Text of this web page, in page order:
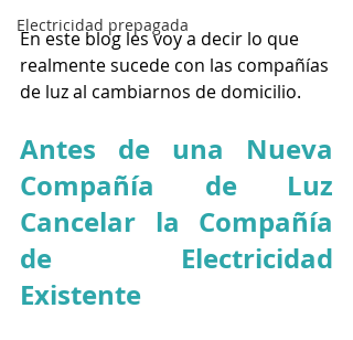
Electricidad prepagada
En este blog les voy a decir lo que
realmente sucede con las compañías
de luz al cambiarnos de domicilio.
Antes de una Nueva
Compañía de Luz
Cancelar la Compañía
de Electricidad
Existente